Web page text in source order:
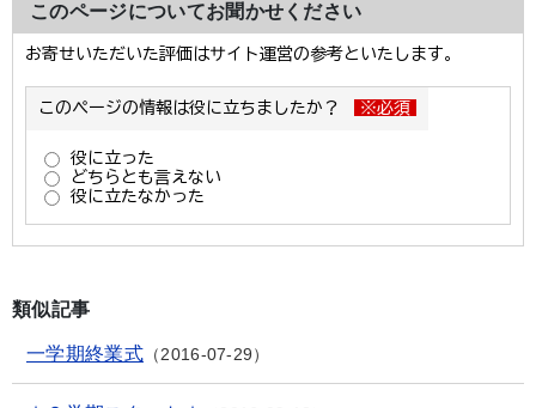
このページについてお聞かせください
類似記事
一学期終業式 2016-07-29